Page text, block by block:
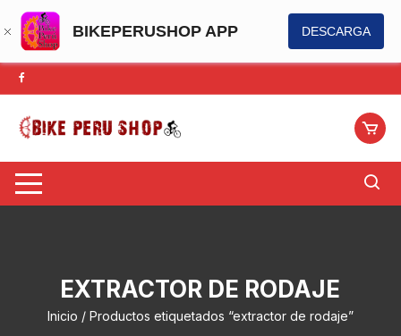
BIKEPERUSHOP APP DESCARGA
Saltar
al
contenido
EXTRACTOR DE RODAJE
Inicio / Productos etiquetados “extractor de rodaje”